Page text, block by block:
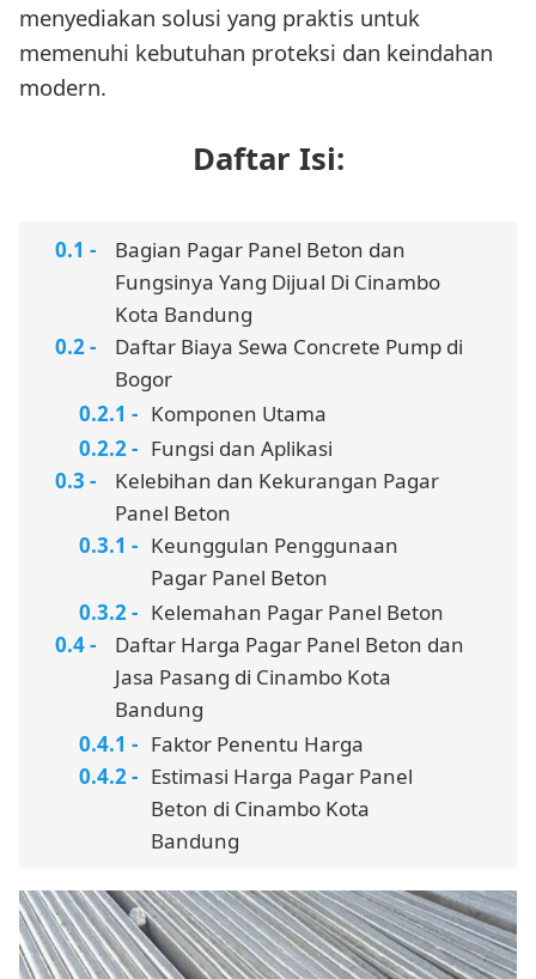
menyediakan solusi yang praktis untuk
memenuhi kebutuhan proteksi dan keindahan
modern.
Daftar Isi:
Bagian Pagar Panel Beton dan
Fungsinya Yang Dijual Di Cinambo
Kota Bandung
Daftar Biaya Sewa Concrete Pump di
Bogor
Komponen Utama
Fungsi dan Aplikasi
Kelebihan dan Kekurangan Pagar
Panel Beton
Keunggulan Penggunaan
Pagar Panel Beton
Kelemahan Pagar Panel Beton
Daftar Harga Pagar Panel Beton dan
Jasa Pasang di Cinambo Kota
Bandung
Faktor Penentu Harga
Estimasi Harga Pagar Panel
Beton di Cinambo Kota
Bandung